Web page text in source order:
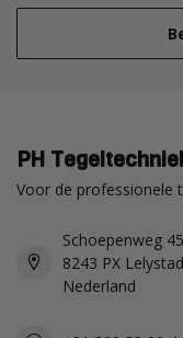
PH
Voor de professionele
Schoepenweg 45
8243 PX Lelystad
Nederland